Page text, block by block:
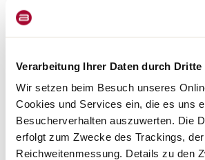
Verarbeitung Ihrer Daten durch Dritte
Wir setzen beim Besuch unseres
Cookies und Services ein, die es uns
Besucherverhalten auszuwerten. Die
erfolgt zum Zwecke des Trackings,
Reichweitenmessung. Details zu den
(bis Juni 2022: EU-
geregelt. Die wesentlichen Begrifflichkeiten
Vorgaben aus dieser Verordnung haben wir
zusammengefasst und erläutert. Unsere
Konfigurator auf unserer Website bieten
Konfiguration Ihres Fahrzeugs ergänzende